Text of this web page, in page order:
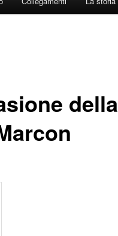
della